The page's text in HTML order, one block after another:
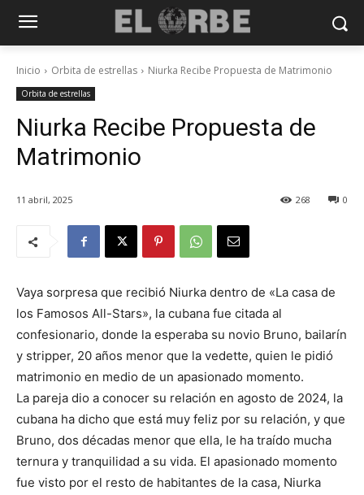
Inicio Orbita de estrellas Niurka Recibe Propuesta de Matrimonio
Orbita de estrellas
Niurka Recibe Propuesta de
Matrimonio
11 abril, 2025 0
268
Vaya sorpresa que recibió Niurka dentro de «La casa de
los Famosos All-Stars», la cubana fue citada al
confesionario, donde la esperaba su novio Bruno, bailarín
y stripper, 20 años menor que la vedette, quien le pidió
matrimonio en medio de un apasionado momento.
La pareja dio a conocer su relación en agosto de 2024, la
cubana ha dicho que está muy feliz por su relación, y que
Bruno, dos décadas menor que ella, le ha traído mucha
ternura y tranquilidad a su vida. El apasionado momento
fue visto por el resto de habitantes de la casa, Niurka